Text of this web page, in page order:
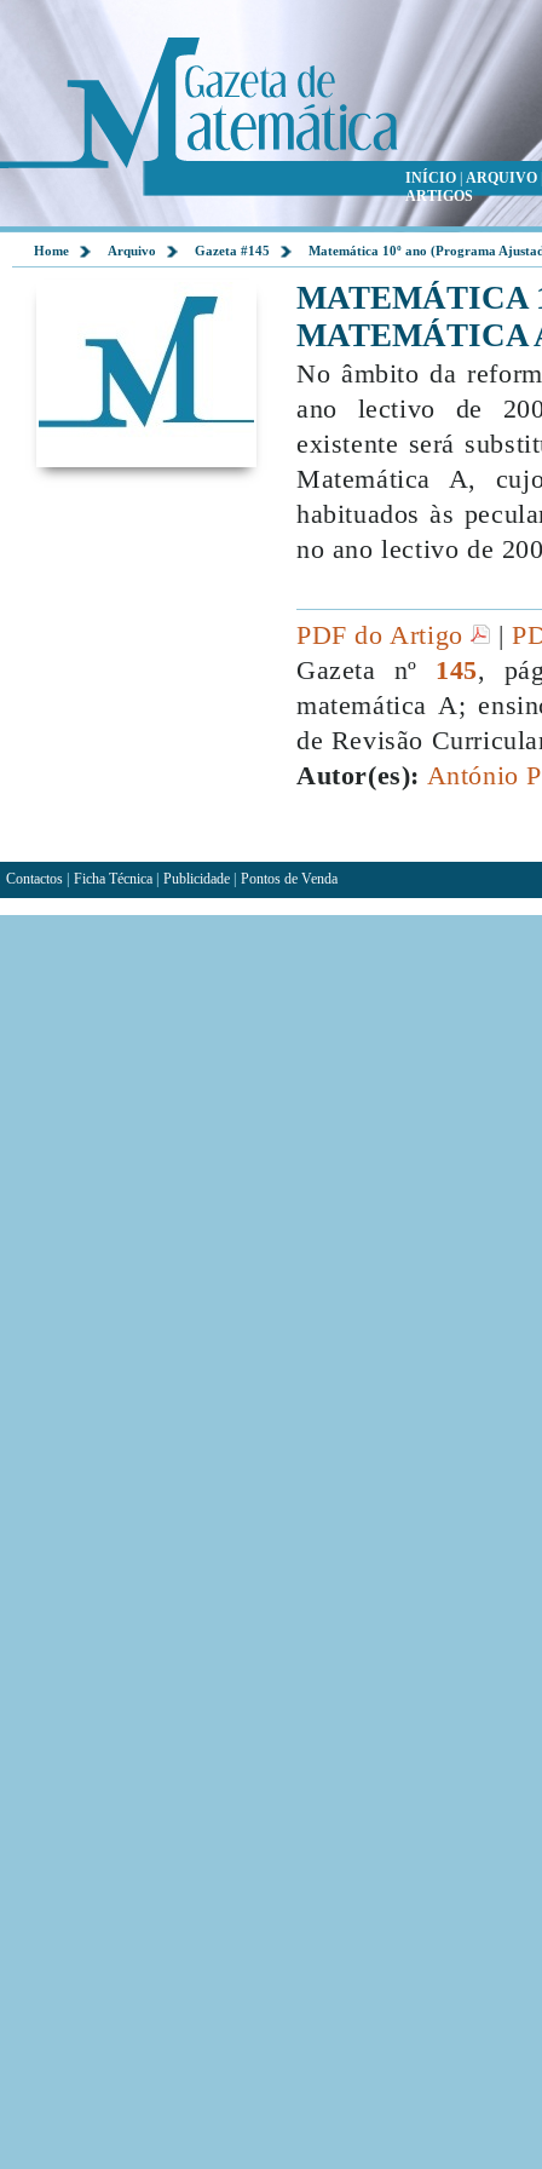
INÍCIO ARQUIVO
ARTIGOS
Home Arquivo Gazeta #145 Matemática 10º ano (Programa
MATEMÁTICA
MATEMÁTICA
No âmbito da
ano lectivo de
existente será
Matemática A,
habituados às
no ano lectivo de
PDF do Artigo |
Gazeta nº 145,
matemática A;
de Revisão
Autor(es): António
Contactos Ficha Técnica Publicidade Pontos de Venda